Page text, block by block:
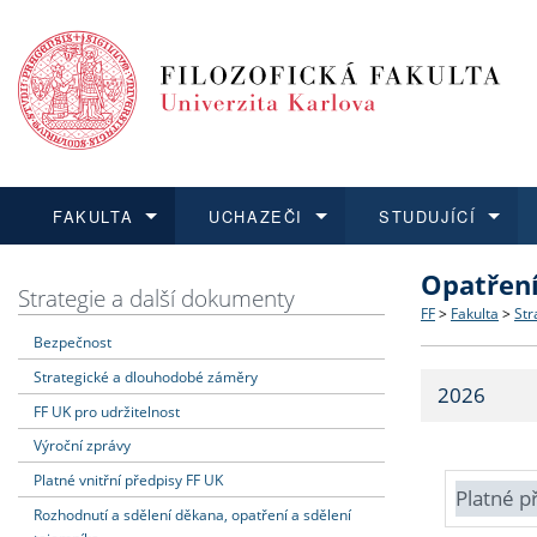
FAKULTA
Dozvědět se více
Struktura
Strategie
Fakultní
UCHAZEČI
Podat přihlášku
Co
Učitelské
STUDUJÍCÍ
Dozvědět se více
Dozvědět se více
O vědě a
Dozvědět se více
Aktuální
Strategie a další dokumenty
Bezpečnost
Strategické a dlouhodobé záměry
FF UK pro udržitelnost
Výroční zprávy
Platné vnitřní předpisy FF UK
Rozhodnutí a sdělení děkana, opatření a sdělení
FF > Fakulta >
2026
Platné